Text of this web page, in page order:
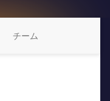
チーム